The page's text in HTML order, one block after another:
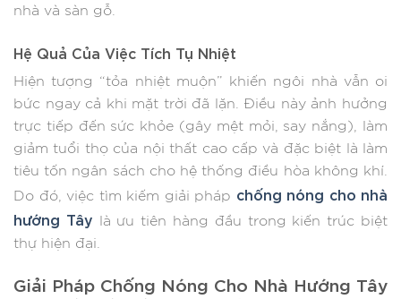
nhà và sàn gỗ.
Hệ Quả Của Việc Tích Tụ Nhiệt
Hiện tượng “tỏa nhiệt muộn” khiến ngôi nhà vẫn oi
bức ngay cả khi mặt trời đã lặn. Điều này ảnh hưởng
trực tiếp đến sức khỏe (gây mệt mỏi, say nắng), làm
giảm tuổi thọ của nội thất cao cấp và đặc biệt là làm
tiêu tốn ngân sách cho hệ thống điều hòa không khí.
Do đó, việc tìm kiếm giải pháp chống nóng cho nhà
hướng Tây là ưu tiên hàng đầu trong kiến trúc biệt
thự hiện đại.
Giải Pháp Chống Nóng Cho Nhà Hướng Tây